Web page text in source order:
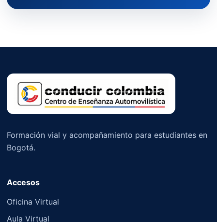
Formación vial y acompañamiento para estudiantes en
Bogotá.
Accesos
Oficina Virtual
Aula Virtual